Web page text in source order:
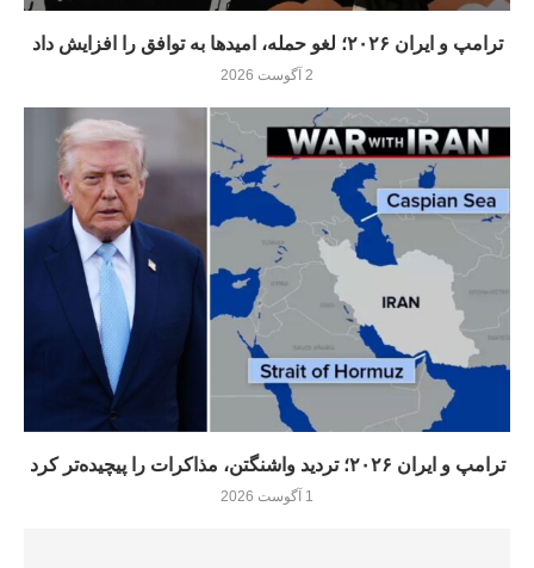
ترامپ و ایران ۲۰۲۶؛ لغو حمله، امیدها به توافق را افزایش داد
2 آگوست 2026
ترامپ و ایران ۲۰۲۶؛ تردید واشنگتن، مذاکرات را پیچیده‌تر کرد
1 آگوست 2026